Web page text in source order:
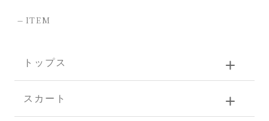
-ITEM
トップス
スカート